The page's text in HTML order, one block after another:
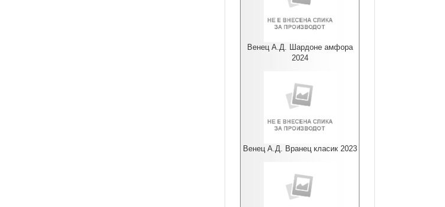
Венец А.Д. Шардоне амфора
2024
Венец А.Д. Вранец класик 2023